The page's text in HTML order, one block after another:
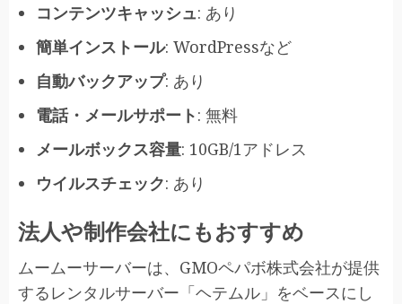
コンテンツキャッシュ: あり
簡単インストール: WordPressなど
自動バックアップ: あり
電話・メールサポート: 無料
メールボックス容量: 10GB/1アドレス
ウイルスチェック: あり
法人や制作会社にもおすすめ
ムームーサーバーは、GMOペパボ株式会社が提供
するレンタルサーバー「ヘテムル」をベースにし